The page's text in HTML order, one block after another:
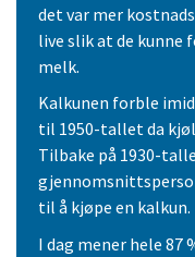
det var mer
live slik at de kunne
melk.
Kalkunen forble
til 1950-tallet da
Tilbake på 1930-
til å kjøpe en kalkun.
I dag mener hele 87